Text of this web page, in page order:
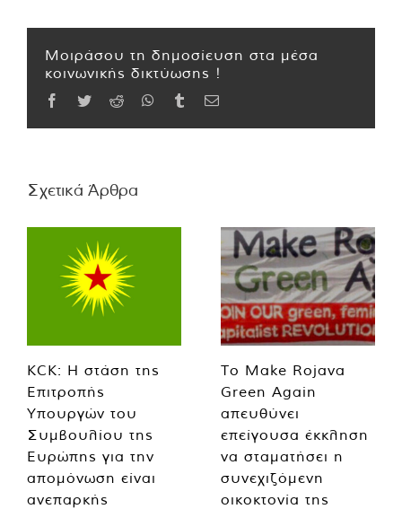
Μοιράσου τη δημοσίευση στα μέσα
κοινωνικής δικτύωσης !
Facebook
TwitterReddit WhatsApp
TumblrEmail
Σχετικά Άρθρα
KCK: Η στάση της
Επιτροπής
Υπουργών του
Συμβουλίου της
Ευρώπης για την
απομόνωση είναι
ανεπαρκής
Το Make Rojava
Green Again
απευθύνει
επείγουσα έκκληση
να σταματήσει η
συνεχιζόμενη
οικοκτονία της